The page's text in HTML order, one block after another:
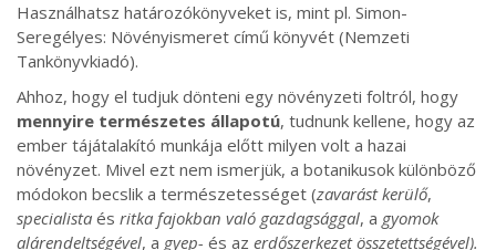
Használhatsz határozókönyveket is, mint pl. Simon-
Seregélyes: Növényismeret című könyvét (Nemzeti
Tankönyvkiadó).
Ahhoz, hogy el tudjuk dönteni egy növényzeti foltról, hogy
mennyire természetes állapotú, tudnunk kellene, hogy az
ember tájátalakító munkája előtt milyen volt a hazai
növényzet. Mivel ezt nem ismerjük, a botanikusok különböző
módokon becslik a természetességet (zavarást kerülő,
specialista és ritka fajokban való gazdagsággal, a gyomok
alárendeltségével, a gyep- és az erdőszerkezet összetettségével).